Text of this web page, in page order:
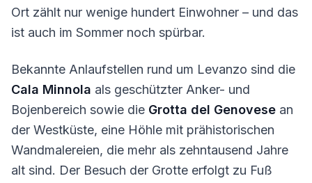
Ort zählt nur wenige hundert Einwohner – und das
ist auch im Sommer noch spürbar.
Bekannte Anlaufstellen rund um Levanzo sind die
Cala Minnola als geschützter Anker- und
Bojenbereich sowie die Grotta del Genovese an
der Westküste, eine Höhle mit prähistorischen
Wandmalereien, die mehr als zehntausend Jahre
alt sind. Der Besuch der Grotte erfolgt zu Fuß